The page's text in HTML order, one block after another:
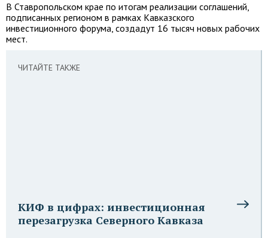
В Ставропольском крае по итогам реализации соглашений,
подписанных регионом в рамках Кавказского
инвестиционного форума, создадут 16 тысяч новых рабочих
мест.
ЧИТАЙТЕ ТАКЖЕ
КИФ в цифрах: инвестиционная
перезагрузка Северного Кавказа